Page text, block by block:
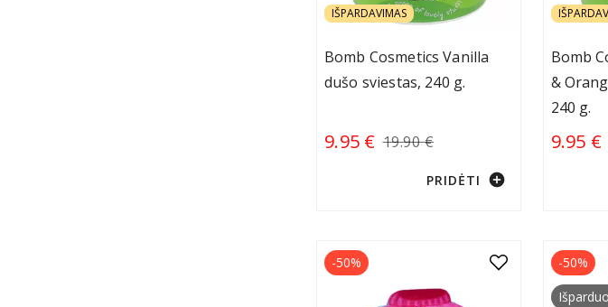
IŠPARDAVIMAS
Bomb Cosmetics Vanilla
dušo sviestas, 240 g.
9.95 € 19.90 €
PRIDĖTI add_circle
Bomb
&
240 g.
9.95 €
-50%
-50%